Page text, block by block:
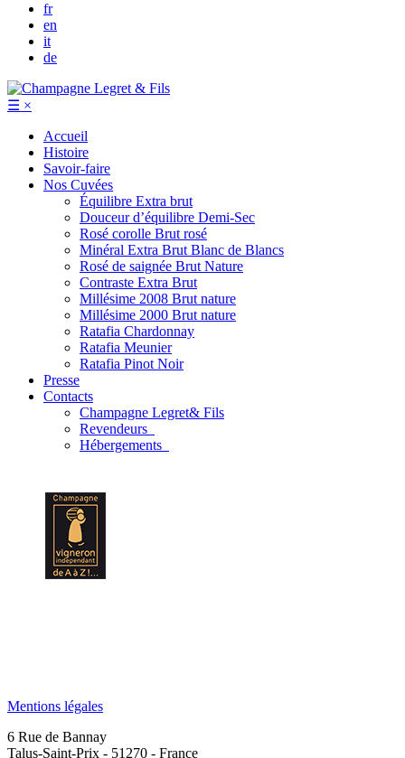
fr
en
it
de
☰ ×
Accueil
Histoire
Savoir-faire
Nos Cuvées
Équilibre Extra brut
Douceur d’équilibre Demi-Sec
Rosé corolle Brut rosé
Minéral Extra Brut Blanc de Blancs
Rosé de saignée Brut Nature
Contraste Extra Brut
Millésime 2008 Brut nature
Millésime 2000 Brut nature
Ratafia Chardonnay
Ratafia Meunier
Ratafia Pinot Noir
Presse
Contacts
Champagne Legret& Fils
Revendeurs
Hébergements
Mentions légales
6 Rue de Bannay
Talus-Saint-Prix - 51270 - France